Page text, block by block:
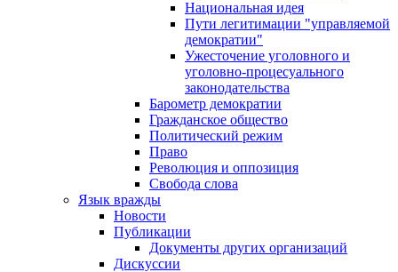
Национальная идея
Пути легитимации "управляемой
демократии"
Ужесточение уголовного и
уголовно-процесуального
законодательства
Барометр демократии
Гражданское общество
Политический режим
Право
Революция и оппозиция
Свобода слова
Язык вражды
Новости
Публикации
Документы других организаций
Дискуссии